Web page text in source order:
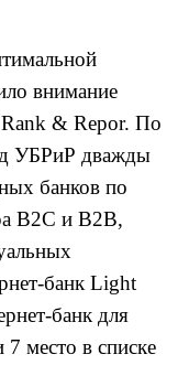
внимание
Rank & Repor. По
УБРиР дважды
банков по
B2C и B2B,
банк Light
банк для
место в списке